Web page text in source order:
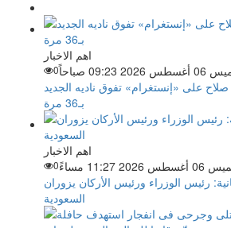
اهم الاخبار
09:23 صباحاً
0
على «إنستغرام» تفوق ناديه الجديد
بـ36 مرة
اهم الاخبار
2026 11:27 مساءً
0
رئيس الوزراء ورئيس الأركان يزوران
السعودية